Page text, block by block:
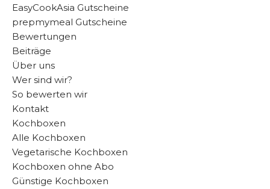
EasyCookAsia Gutscheine
prepmymeal Gutscheine
Bewertungen
Beiträge
Über uns
Wer sind wir?
So bewerten wir
Kontakt
Kochboxen
Alle Kochboxen
Vegetarische Kochboxen
Kochboxen ohne Abo
Günstige Kochboxen